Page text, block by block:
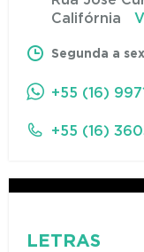
Califórnia
Segunda a
+55 (16)
+55 (16)
LETRAS